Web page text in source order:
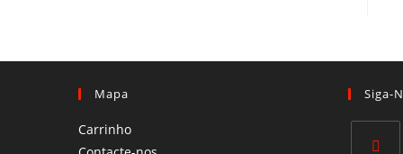
Mapa
Carrinho
Siga-